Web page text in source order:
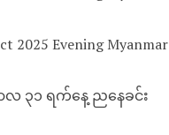
2025 Evening Myanmar
၃၁ ရက်နေ့ ညနေခင်း